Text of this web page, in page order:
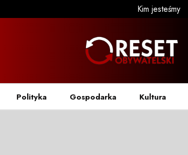
Kim jesteśmy
Polityka Gospodarka Kultura